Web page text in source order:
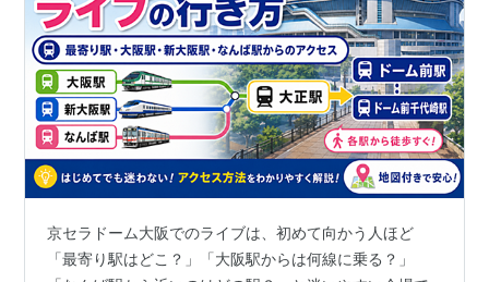
グランフロント大阪
うめきた（梅田北ヤード）
○リスト：駅キーワード
○リスト：駅つきキーワード
京セラドーム大阪でのライブは、初めて向かう人ほど
「最寄り駅はどこ？」「大阪駅からは何線に乗る？」